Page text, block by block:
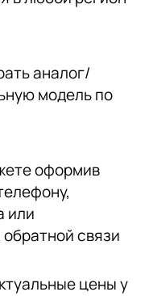
аналог/
модель по
оформив
или
связи
цены у